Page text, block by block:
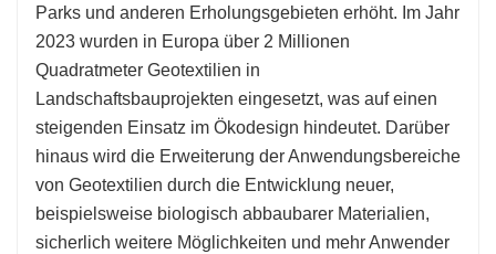
Parks und anderen Erholungsgebieten erhöht. Im Jahr
2023 wurden in Europa über 2 Millionen
Quadratmeter Geotextilien in
Landschaftsbauprojekten eingesetzt, was auf einen
steigenden Einsatz im Ökodesign hindeutet. Darüber
hinaus wird die Erweiterung der Anwendungsbereiche
von Geotextilien durch die Entwicklung neuer,
beispielsweise biologisch abbaubarer Materialien,
sicherlich weitere Möglichkeiten und mehr Anwender